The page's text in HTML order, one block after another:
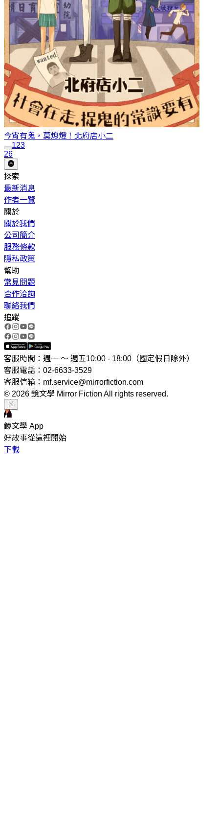
今宵有鬼，莫熄燈！ 北府店小二
123
26
探索
最新消息
作者一覽
關於
關於我們
公司簡介
服務條款
隱私政策
幫助
常見問題
合作洽詢
聯絡我們
追蹤
客服時間：週一 ～ 週五10:00 - 18:00（國定假日除外）
客服電話：02-6633-3529
客服信箱：mf.service@mirrorfiction.com
© 2026 鏡文學 Mirror Fiction All rights reserved.
鏡文學 App
好故事從這裡開始
下載